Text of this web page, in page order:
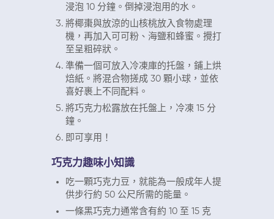
浸泡 10 分鐘。倒掉浸泡用的水。
將椰棗與放涼的山核桃放入食物處理
機，再加入可可粉、海鹽和蜂蜜。攪打
至呈粗碎狀。
準備一個可放入冷凍庫的托盤，鋪上烘
焙紙。將混合物搓成 30 顆小球，並依
喜好裹上不同配料。
將巧克力松露放在托盤上，冷凍 15 分
鐘。
即可享用！
巧克力趣味小知識
吃一顆巧克力豆，就能為一般成年人提
供步行約 50 公尺所需的能量。
一條黑巧克力通常含有約 10 至 15 克